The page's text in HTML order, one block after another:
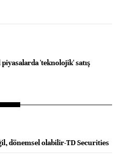
'teknolojik' satış
dönemsel olabilir-TD Securities